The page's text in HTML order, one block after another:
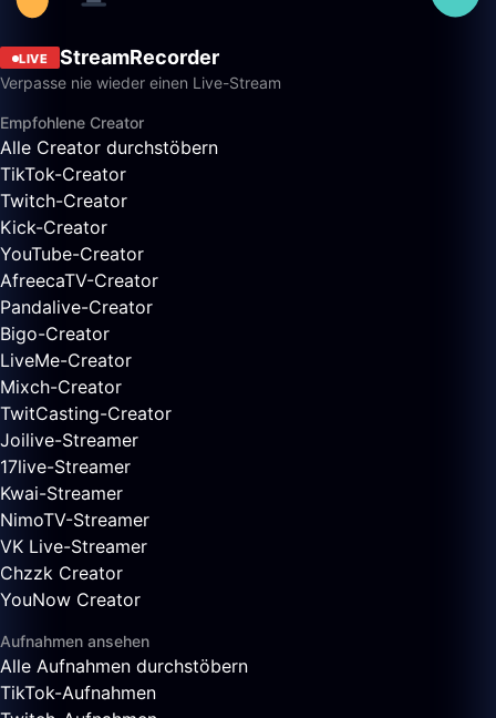
LIVE StreamRecorder
Verpasse nie wieder einen Live-Stream
Empfohlene Creator
Alle Creator durchstöbern
TikTok-Creator
Twitch-Creator
Kick-Creator
YouTube-Creator
AfreecaTV-Creator
Pandalive-Creator
Bigo-Creator
LiveMe-Creator
Mixch-Creator
TwitCasting-Creator
Joilive-Streamer
17live-Streamer
Kwai-Streamer
NimoTV-Streamer
VK Live-Streamer
Chzzk Creator
YouNow Creator
Aufnahmen ansehen
Alle Aufnahmen durchstöbern
TikTok-Aufnahmen